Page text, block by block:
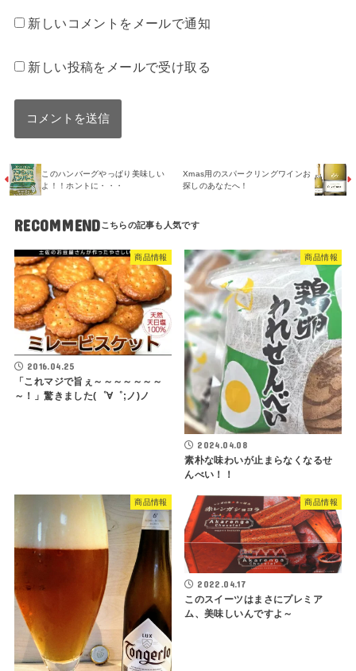
新しいコメントをメールで通知
新しい投稿をメールで受け取る
このハンバーグやっぱり美味しい
よ！！ホントに・・・
Xmas用のスパークリングワインお
探しのあなたへ！
RECOMMEND
商品情報
2016.04.25
「これマジで旨ぇ～～～～～～～
～！」驚きました(゜∀゜;ノ)ノ
商品情報
2024.04.08
素朴な味わいが止まらなくなるせ
んべい！！
商品情報 商品情報
2022.04.17
このスイーツはまさにプレミア
ム、美味しいんですよ～